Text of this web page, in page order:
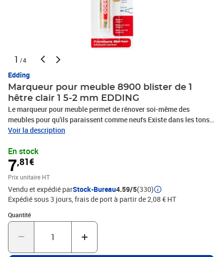
1 /4
Edding
Marqueur pour meuble 8900 blister de 1
hêtre clair 1 5-2 mm EDDING
Le marqueur pour meuble permet de rénover soi-même des
meubles pour qu'ils paraissent comme neufs Existe dans les tons
noir, gris, blanc, acajou clair, poirier clair, noyer clair, chêne clair,
blanc pur Avant utilisation, secouer le marqueur pour meuble,
enlever le capuchon et appuyer doucement sur la pointe plusieurs
fois jusqu'à ce qu'elle soit imbibée d'encre Conserver à l'horizontale
Grâce à son encre très couvrante qui ressemble à de la peinture, les
rayures et petits éclats du bois plaqué ou massif seront masqués
Le capuchon peut se fixer à l'extrémité du manche pour éviter de
risquer de le perdre Produit de marque de grande qualité fabriqué
en Allemagne
Voir la description
En stock
7,81€
Prix unitaire HT
Vendu et expédié parStock-Bureau4.59/5(330)
Expédié sous 3 jours, frais de port à partir de 2,08 € HT
Quantité
Quantité : 1